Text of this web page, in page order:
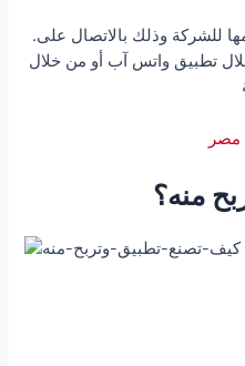
.كل هذه العوامل يجب أن يتم تقديمها للشركة وذلك بالاتصال على
تطبيق واتس آب أو من خلال
مصر
منه؟